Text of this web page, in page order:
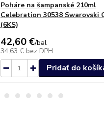
Poháre na šampanské 210ml
Celebration 30538 Swarovski
(6KS)
42,60 €/bal
34,63 € bez DPH
Pridať do